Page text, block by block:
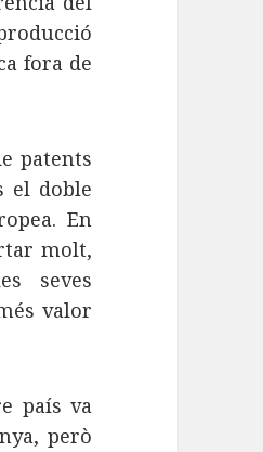
fora de
patents
el doble
En
molt,
seves
valor
país va
però